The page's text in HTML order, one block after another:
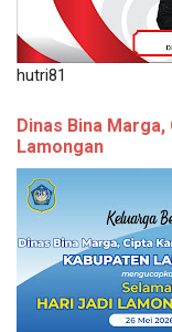
hutri81
Dinas Bina Marga,
Lamongan